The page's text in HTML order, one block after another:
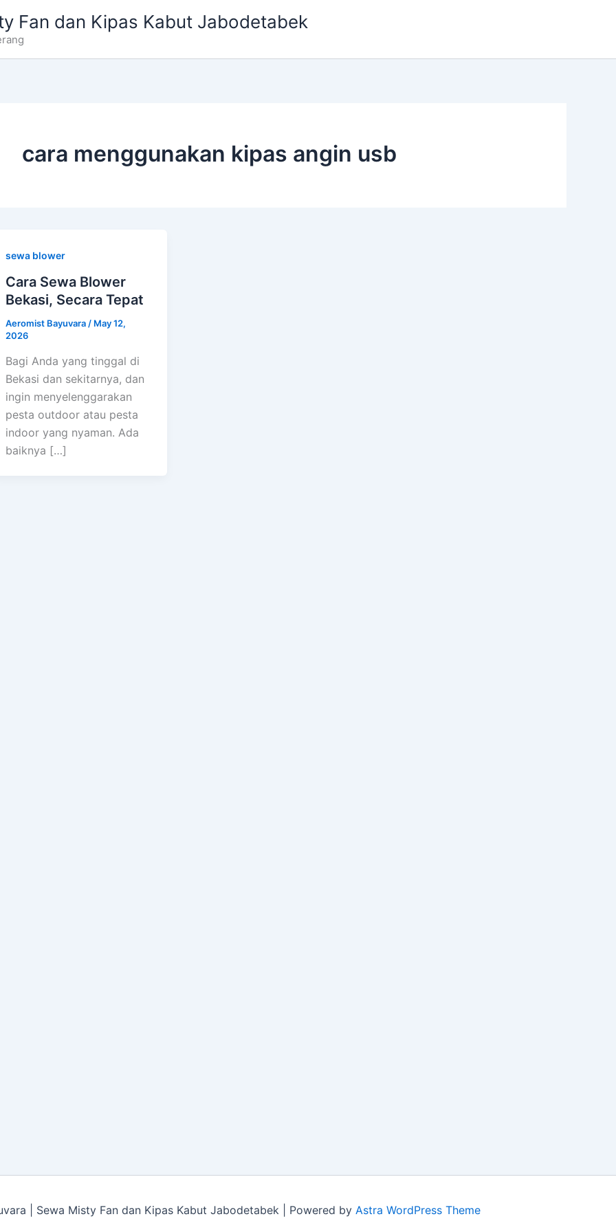
Fan dan Kipas Kabut Jabodetabek
cara menggunakan kipas angin usb
sewa blower
Cara Sewa Blower
Bekasi, Secara Tepat
Aeromist Bayuvara / May 12,
2026
Bagi Anda yang tinggal di
Bekasi dan sekitarnya, dan
ingin menyelenggarakan
pesta outdoor atau pesta
indoor yang nyaman. Ada
baiknya […]
| Sewa Misty Fan dan Kipas Kabut Jabodetabek | Powered by Astra WordPress Theme